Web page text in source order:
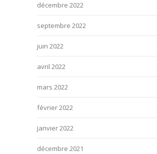
décembre 2022
septembre 2022
juin 2022
avril 2022
mars 2022
février 2022
janvier 2022
décembre 2021